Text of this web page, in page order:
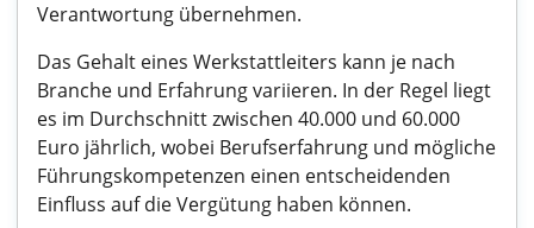
Verantwortung übernehmen.
Das Gehalt eines Werkstattleiters kann je nach
Branche und Erfahrung variieren. In der Regel liegt
es im Durchschnitt zwischen 40.000 und 60.000
Euro jährlich, wobei Berufserfahrung und mögliche
Führungskompetenzen einen entscheidenden
Einfluss auf die Vergütung haben können.